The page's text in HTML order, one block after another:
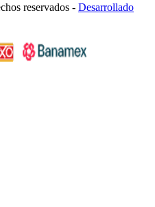
reservados - Desarrollado